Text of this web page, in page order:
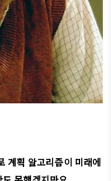
계획 알고리즘이 미래에